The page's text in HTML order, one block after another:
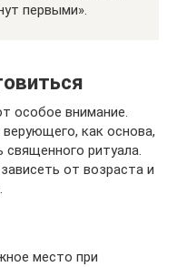
первыми».
особое внимание.
как основа,
священного ритуала.
от возраста и
место при